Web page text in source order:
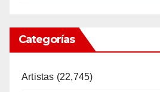
Categorías
Artistas (22,745)